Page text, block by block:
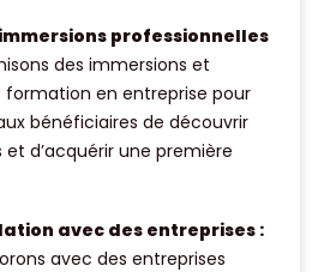
professionnelles
des immersions et
formation en entreprise pour
bénéficiaires de découvrir
d’acquérir une première
avec des entreprises :
avec des entreprises